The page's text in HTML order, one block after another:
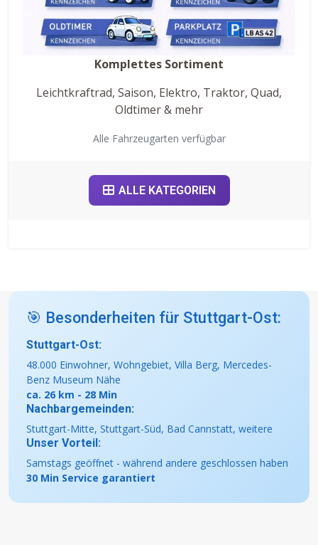
Komplettes Sortiment
Leichtkraftrad, Saison, Elektro, Traktor, Quad,
Oldtimer & mehr
Alle Fahrzeugarten verfügbar
ALLE KATEGORIEN
🎯 Besonderheiten für Stuttgart-Ost:
Stuttgart-Ost:
48.000 Einwohner, Wohngebiet, Villa Berg, Mercedes-
Benz Museum Nähe
ca. 26 km - 28 Min
Nachbargemeinden:
Stuttgart-Mitte, Stuttgart-Süd, Bad Cannstatt, weitere
Unser Vorteil:
Samstags geöffnet - während andere geschlossen haben
30 Min Service garantiert